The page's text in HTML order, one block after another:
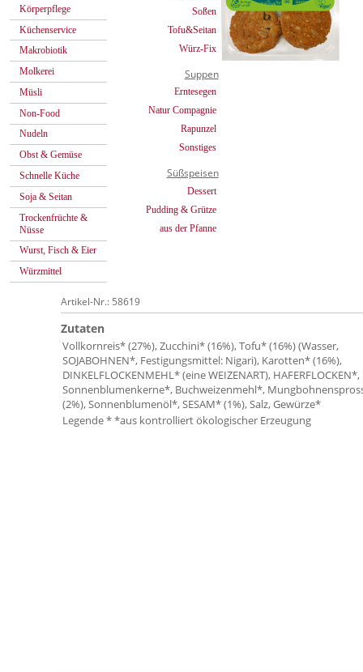
Körperpflege
Küchenservice
Makrobiotik
Molkerei
Müsli
Non-Food
Nudeln
Obst & Gemüse
Schnelle Küche
Soja & Seitan
Trockenfrüchte &
Nüsse
Wurst, Fisch & Eier
Würzmittel
Soßen
Tofu&Seitan
Würz-Fix
Suppen
Erntesegen
Natur Compagnie
Rapunzel
Sonstiges
Süßspeisen
Dessert
Pudding & Grütze
aus der Pfanne
Artikel-Nr.: 58619
Zutaten
Vollkornreis* (27%), Zucchini* (16%), Tofu* (16%) (Wasser,
SOJABOHNEN*, Festigungsmittel: Nigari), Karotten* (16%),
DINKELFLOCKENMEHL* (eine WEIZENART), HAFERFLOCKEN*,
Sonnenblumenkerne*, Buchweizenmehl*,
(2%), Sonnenblumenöl*, SESAM* (1%), Salz, Gewürze*
Legende * *aus kontrolliert ökologischer Erzeugung